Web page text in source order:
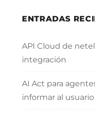
ENTRADAS
API Cloud de
integración
AI Act para
informar al usuario